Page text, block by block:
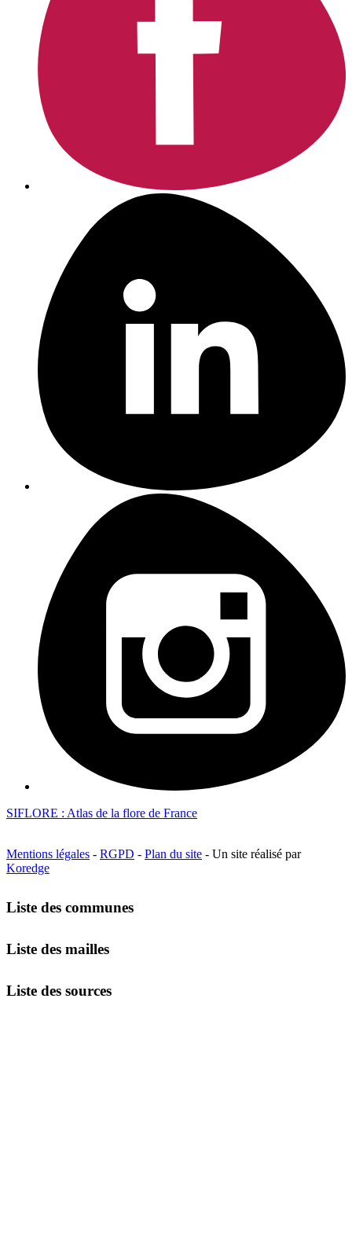
SIFLORE : Atlas de la flore de France
Mentions légales - RGPD - Plan du site - Un site réalisé par
Koredge
Liste des communes
Liste des mailles
Liste des sources